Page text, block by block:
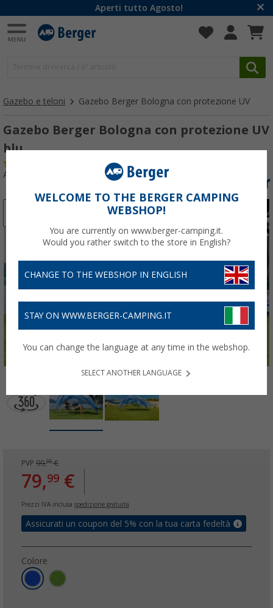
Aperti tutto Agosto!
Gazebo e teloni Gazebo Berger Bologna con protezione UV
Gazebo Berger Bologna con protezione UV
blu
Articolo n: 326680
PVP 99,99€
79,99 €
Prezzi IVA inclusa spedizione gratuita
Assicurati un coupon del 5% con la tua carta fedeltà
Colore
WELCOME TO THE BERGER CAMPING
WEBSHOP!
You are currently on www.berger-camping.it.
Would you rather switch to the store in English?
CHANGE TO THE WEBSHOP IN ENGLISH
STAY ON WWW.BERGER-CAMPING.IT
You can change the language at any time in the webshop.
SELECT ANOTHER LANGUAGE